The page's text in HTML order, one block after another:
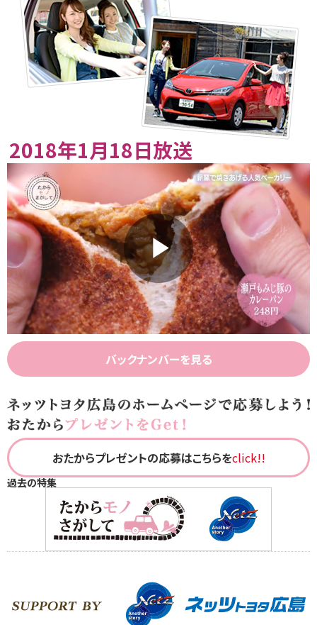
2018年1月18日放送
Play
Video
バックナンバーを見る
おたからプレゼントの応募はこちらをclick!!
過去の特集